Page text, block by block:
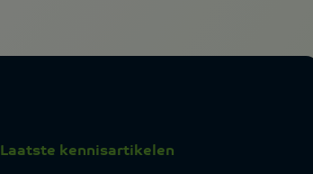
Laatste kennisartikelen